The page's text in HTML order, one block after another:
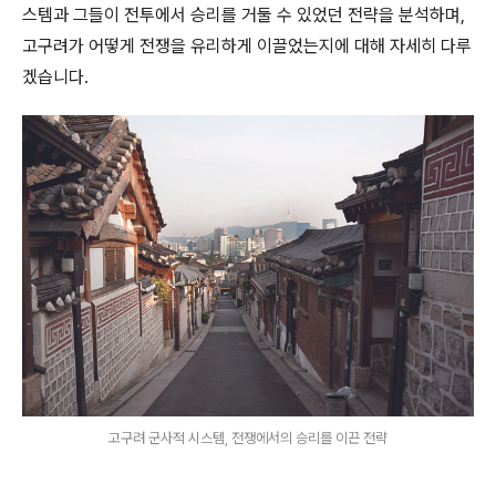
스템과 그들이 전투에서 승리를 거둘 수 있었던 전략을 분석하며,
고구려가 어떻게 전쟁을 유리하게 이끌었는지에 대해 자세히 다루
겠습니다.
고구려 군사적 시스템, 전쟁에서의 승리를 이끈 전략